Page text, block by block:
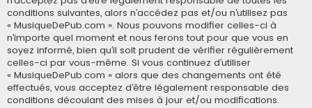
conditions suivantes, alors n’accédez pas et/ou n’utilisez pas
« MusiqueDePub.com ». Nous pouvons modifier celles-ci à
n’importe quel moment et nous ferons tout pour que vous en
soyez informé, bien qu’il soit prudent de vérifier régulièrement
celles-ci par vous-même. Si vous continuez d’utiliser
« MusiqueDePub.com » alors que des changements ont été
effectués, vous acceptez d’être légalement responsable des
conditions découlant des mises à jour et/ou modifications.